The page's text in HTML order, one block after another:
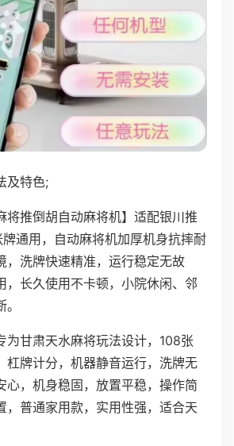
及特色;
将推倒胡自动麻将机】适配银川推
通用，自动麻将机加厚机身抗摔耐
，洗牌快速精准，运行稳定无故
，长久使用不卡顿，小院休闲、邻
为甘肃天水麻将玩法设计，108张
杠牌计分，机器静音运行，洗牌无
心，机身稳固，放置平稳，操作简
，普通家用款，实用性强，适合天